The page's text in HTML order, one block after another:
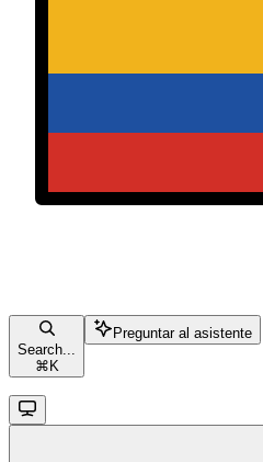
Search...
⌘ K
Preguntar al asistente